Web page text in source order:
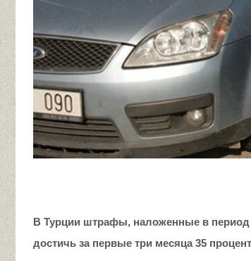
В Турции штрафы, наложенные в период
достичь за первые три месяца 35